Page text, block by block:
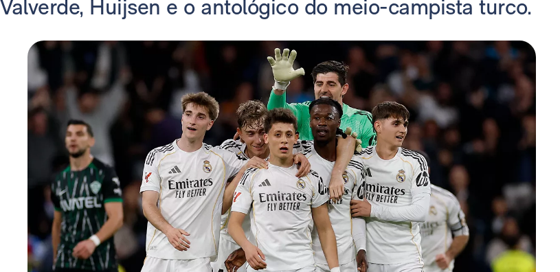
Valverde, Huijsen e o antológico do meio-campista turco.